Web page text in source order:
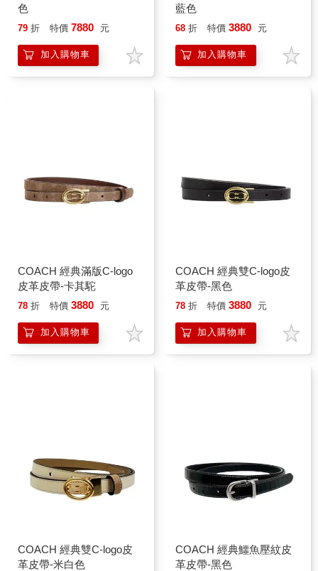
色
79 折 特價 7880 元
加入購物車
藍色
68 折 特價 3880 元
加入購物車
COACH 經典滿版C-logo
皮革皮帶-卡其駝
78 折 特價 3880 元
加入購物車
COACH 經典雙C-logo皮
革皮帶-黑色
78 折 特價 3880 元
加入購物車
COACH 經典雙C-logo皮
革皮帶-米白色
COACH 經典鱷魚壓紋皮
革皮帶-黑色